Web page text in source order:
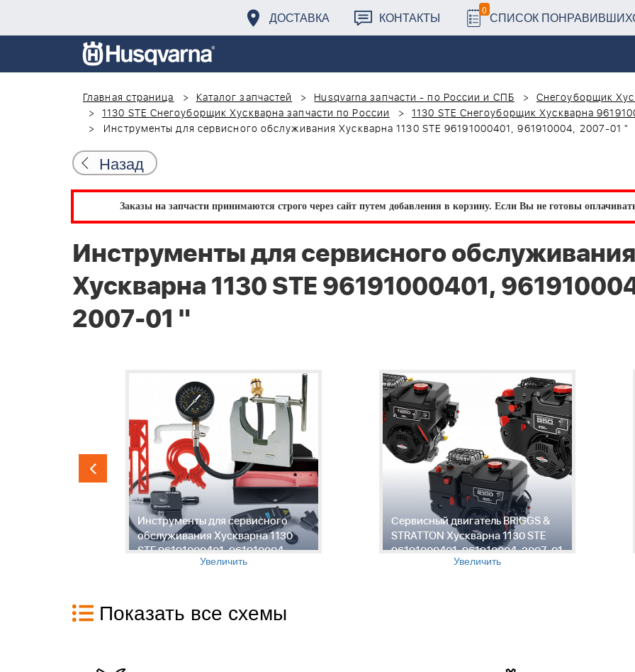
ДОСТАВКА КОНТАКТЫ 0 СПИСОК
Главная страница
Каталог запчастей Husqvarna запчасти - по России и СПБ
Снегоуборщик
1130 STE Снегоуборщик Хускварна запчасти по России
1130 STE Снегоуборщик Хускварна
Инструменты для сервисного обслуживания Хускварна 1130 STE 96191000401, 961910004, 2007-01 "
Назад
Заказы на запчасти принимаются строго через сайт путем добавления в корзину. Если Вы не готовы
Инструменты для сервисного обслуживания
Хускварна 1130 STE 96191000401,
2007-01 "
Инструменты для сервисного
обслуживания Хускварна 1130
STE 96191000401, 961910004,
Увеличить
Сервисный двигатель BRIGGS &
STRATTON Хускварна 1130 STE
96191000401, 961910004, 2007-01
Увеличить
Показать все схемы